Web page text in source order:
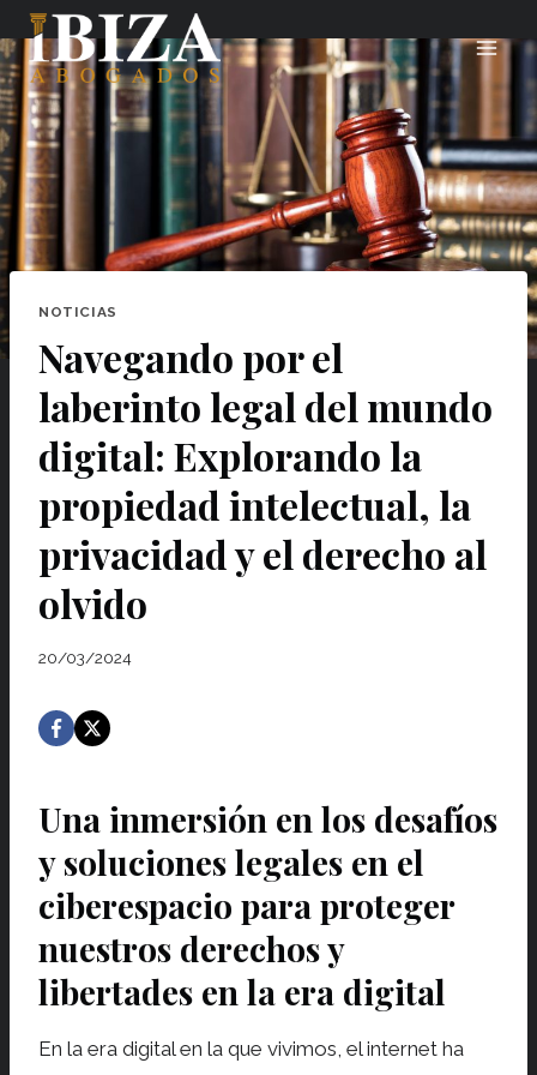
Saltar
al
contenido
NOTICIAS
Navegando por el
laberinto legal del mundo
digital: Explorando la
propiedad intelectual, la
privacidad y el derecho al
olvido
20/03/2024
Una inmersión en los desafíos
y soluciones legales en el
ciberespacio para proteger
nuestros derechos y
libertades en la era digital
En la era digital en la que vivimos, el internet ha